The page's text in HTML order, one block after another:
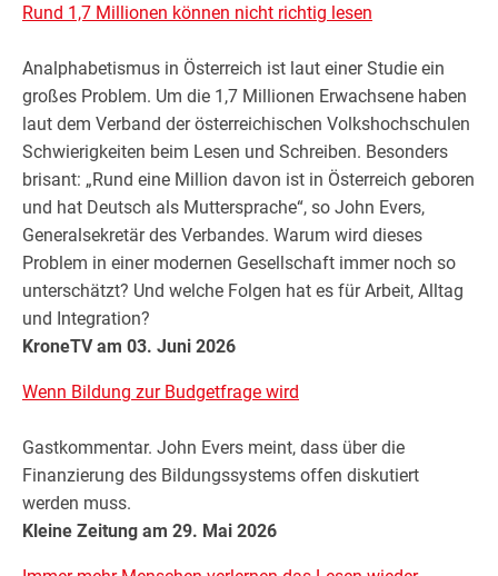
Rund 1,7 Millionen können nicht richtig lesen
Analphabetismus in Österreich ist laut einer Studie ein
großes Problem. Um die 1,7 Millionen Erwachsene haben
laut dem Verband der österreichischen Volkshochschulen
Schwierigkeiten beim Lesen und Schreiben. Besonders
brisant: „Rund eine Million davon ist in Österreich geboren
und hat Deutsch als Muttersprache“, so John Evers,
Generalsekretär des Verbandes. Warum wird dieses
Problem in einer modernen Gesellschaft immer noch so
unterschätzt? Und welche Folgen hat es für Arbeit, Alltag
und Integration?
KroneTV am 03. Juni 2026
Wenn Bildung zur Budgetfrage wird
Gastkommentar. John Evers meint, dass über die
Finanzierung des Bildungssystems offen diskutiert
werden muss.
Kleine Zeitung am 29. Mai 2026